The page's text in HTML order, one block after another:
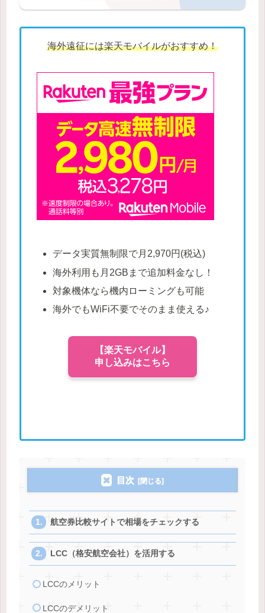
海外遠征には楽天モバイルがおすすめ！
データ実質無制限で月2,970円(税込)
海外利用も月2GBまで追加料金なし！
対象機体なら機内ローミングも可能
海外でもWiFi不要でそのまま使える♪
【楽天モバイル】
申し込みはこちら
目次
航空券比較サイトで相場をチェックする
LCC（格安航空会社）を活用する
LCCのメリット
LCCのデメリット